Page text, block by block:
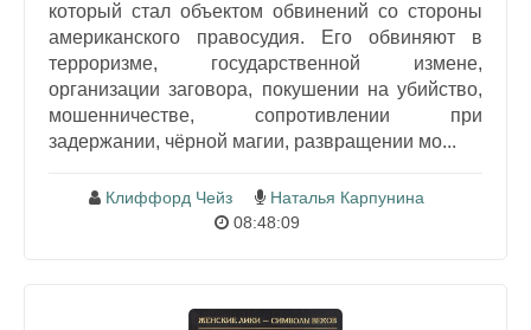
который стал объектом обвинений со стороны
американского правосудия. Его обвиняют в
терроризме, государственной измене,
организации заговора, покушении на убийство,
мошенничестве, сопротивлении при
задержании, чёрной магии, развращении мо...
Клиффорд Чейз
Наталья Карпунина
08:48:09